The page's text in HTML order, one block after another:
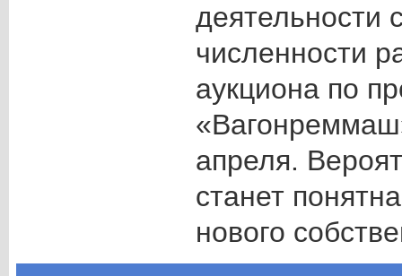
деятельности
численности
аукциона по
апреля.
станет
нового